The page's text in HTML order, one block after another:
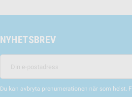
NYHETSBREV
Du kan avbryta prenumerationen när som